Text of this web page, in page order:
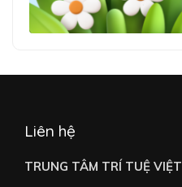
Liên hệ
TRUNG TÂM TRÍ TUỆ VIỆT